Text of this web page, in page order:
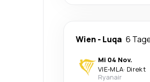
Wien - Luqa 6
Mi 04 Nov.
VIE-MLA· Direkt
Ryanair